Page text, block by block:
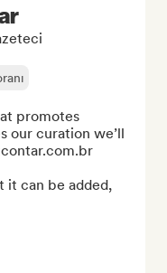
promotes
our curation we’ll
can be added,